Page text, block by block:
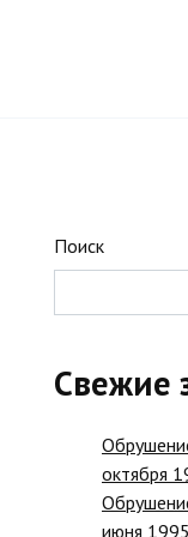
Поиск
Свежие
октября
июня